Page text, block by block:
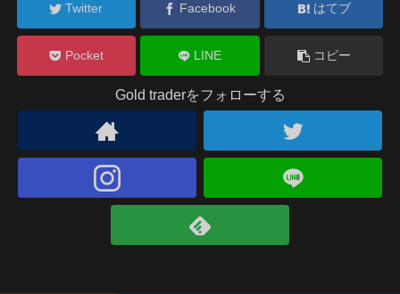
Twitter Facebook はてブ
Pocket LINE コピー
Gold traderをフォローする